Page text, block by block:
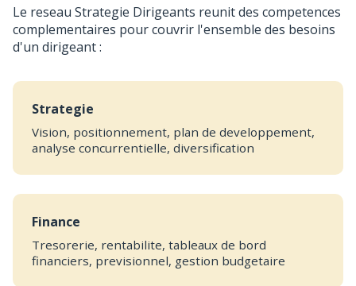
Le reseau Strategie Dirigeants reunit des competences
complementaires pour couvrir l'ensemble des besoins
d'un dirigeant :
Strategie
Vision, positionnement, plan de developpement,
analyse concurrentielle, diversification
Finance
Tresorerie, rentabilite, tableaux de bord
financiers, previsionnel, gestion budgetaire